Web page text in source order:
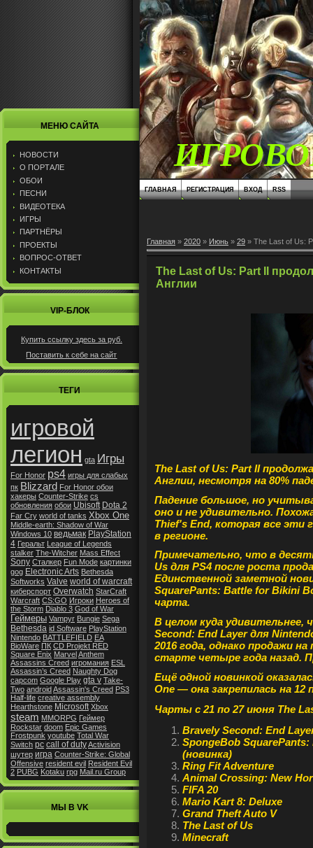
МЕНЮ САЙТА
НОВОСТИ
О ПОРТАЛЕ
ОБОИ
ПЕСНИ
ВИДЕОТЕКА
ИГРЫ
ПАРТНЁРЫ
ПРОЕКТЫ
ВОПРОС-ОТВЕТ
КОНТАКТЫ
VIP-БЛОК
Купить ссылку здесь за руб.
Поставить к себе на сайт
ТЕГИ
игровой
легион gta Игры
For Honor ps4 игры для слабых
пк Blizzard For Honor обои
хакеры Counter-Strike cs
обновления обои Ubisoft Dota 2
Far Cry world of tanks Xbox One
Middle-earth: Shadow of War
Windows 10 ведьмак PlayStation
4 Геральт League of Legends
stalker The-Witcher Mass Effect
Sony Сталкер Fun Mode картинки
gog Electronic Arts Bethesda
Softworks Valve world of warcraft
киберспорт Overwatch StarCraft
Warcraft CS:GO Игроки Heroes of
the Storm Diablo 3 God of War
Геймеры Vampyr Bungie Sega
Bethesda id Software PlayStation
Nintendo BATTLEFIELD EA
BioWare ПК CD Projekt RED
Square Enix MarvelAnthem
Assassins Creed игромания ESL
Assassin’s Creed Naughty Dog
capcom Google Play gta v Take-
Two androidAssassin's Creed PS3
Half-life creative assembly
Hearthstone Microsoft Xbox
steam MMORPG Геймер
Rockstar doom Epic Games
Frostpunk youtube Total War
Switch pc call of dutyActivision
шутер игра Counter-Strike: Global
Offensive resident evil Resident Evil
2 PUBG Kotaku rpg Mail.ru Group
МЫ В VK
ГЛАВНАЯ РЕГИСТРАЦИЯ ВХОД RSS
Главная » 2020 » Июнь » 29 » The Last of Us:
The Last of Us: Part II
Англии
The Last of Us: Part II
Англии, несмотря на 80%
Падение большое, но
оно и не удивительно.
Thief's End, которая все эти
в регионе.
Примечательно, что в
Us для PS4 после роста
Единственной заметной
SquarePants: Battle for Bikini
чарта.
В целом куда удивительнее,
Second: End Layer для
2016 года, однако продажи
старте четыре года назад.
Ещё одной новинкой
One — она закрепилась на 12
Чарты с 21 по 27 июня The
Bravely Second: End
SpongeBob
(новинка)
Ring Fit Adventure
Animal Crossing: New
FIFA 20
Mario Kart 8: Deluxe
Grand Theft Auto V
The Last of Us
Minecraft